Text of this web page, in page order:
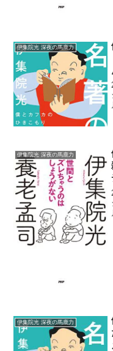
伊集院光 深夜の馬鹿力
伊集院光 深夜の馬鹿力
伊集院光 深夜の馬鹿力